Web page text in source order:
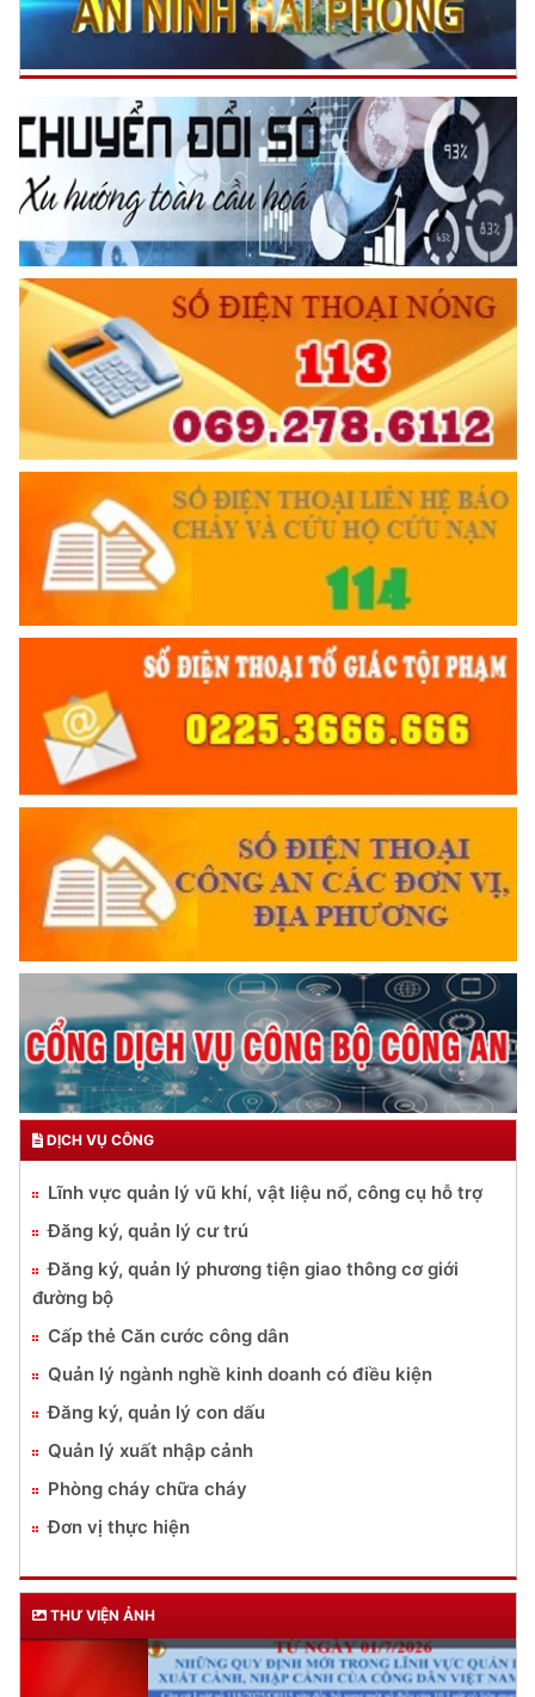
DỊCH VỤ CÔNG
Lĩnh vực quản lý vũ khí, vật liệu nổ, công cụ hỗ trợ
Đăng ký, quản lý cư trú
Đăng ký, quản lý phương tiện giao thông cơ giới
đường bộ
Cấp thẻ Căn cước công dân
Quản lý ngành nghề kinh doanh có điều kiện
Đăng ký, quản lý con dấu
Quản lý xuất nhập cảnh
Phòng cháy chữa cháy
Đơn vị thực hiện
THƯ VIỆN ẢNH